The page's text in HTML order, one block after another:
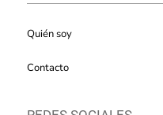
Quién soy
Contacto